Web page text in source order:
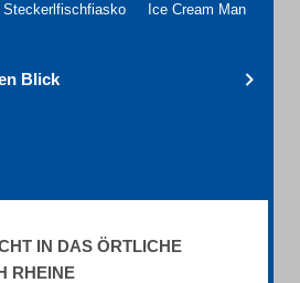
Steckerlfischfiasko Ice Cream Man
Blick
IN DAS ÖRTLICHE
RHEINE